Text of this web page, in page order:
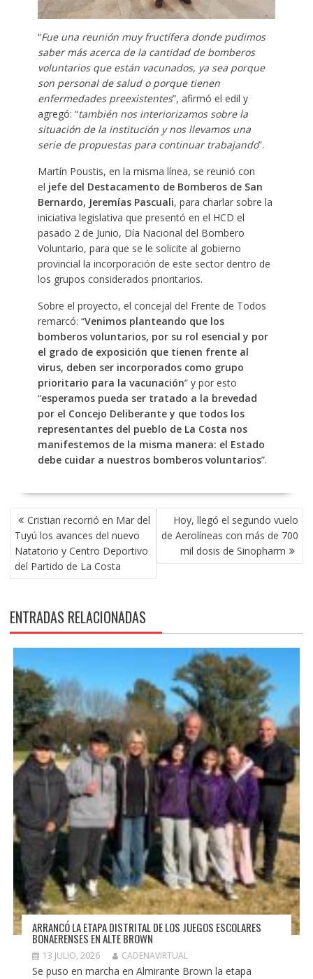
“Fue una reunión muy fructífera donde pudimos
saber más acerca de la cantidad de bomberos
voluntarios que están vacunados, ya sea porque
son personal de salud o porque tienen
enfermedades preexistentes”, afirmó el edil y
agregó: “también nos interiorizamos sobre la
situación de la institución y nos llevamos una
serie de propuestas para continuar trabajando”.
Martín Poustis, en la misma línea, se reunió con
el jefe del Destacamento de Bomberos de San
Bernardo, Jeremías Pascuali, para charlar sobre la
iniciativa legislativa que presentó en el HCD el
pasado 2 de Junio, Día Nacional del Bombero
Voluntario, para que se le solicite al gobierno
provincial la incorporación de este sector dentro de
los grupos considerados prioritarios.
Sobre el proyecto, el concejal del Frente de Todos
remarcó: “Venimos planteando que los
bomberos voluntarios, por su rol esencial y por
el grado de exposición que tienen frente al
virus, deben ser incorporados como grupo
prioritario para la vacunación” y por esto
“esperamos pueda ser tratado a la brevedad
por el Concejo Deliberante y que todos los
representantes del pueblo de La Costa nos
manifestemos de la misma manera: el Estado
debe cuidar a nuestros bomberos voluntarios”.
NAVEGACIÓN
DE
ENTRADAS
Cristian recorrió en Mar del
Tuyú los avances del nuevo
Natatorio y Centro Deportivo
del Partido de La Costa
Hoy, llegó el segundo vuelo
de Aerolíneas con más de 700
mil dosis de Sinopharm
ENTRADAS RELACIONADAS
ARRANCÓ LA ETAPA DISTRITAL DE LOS JUEGOS ESCOLARES
BONAERENSES EN ALTE BROWN
13 JULIO, 2026 CADENAVIRTUAL
Se puso en marcha en Almirante Brown la etapa